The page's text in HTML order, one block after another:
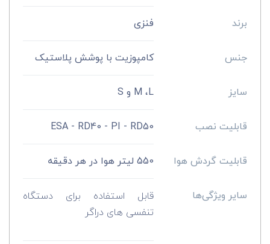
برند فنزی
جنس کامپوزیت با پوشش پلاستیک
سایز M ،L و S
قابلیت نصب ESA - RD40 - PI - RD50
قابلیت گردش هوا 550 لیتر هوا در هر دقیقه
سایر ویژگی‌ها
قابل استفاده برای دستگاه
تنفسی های دراگر